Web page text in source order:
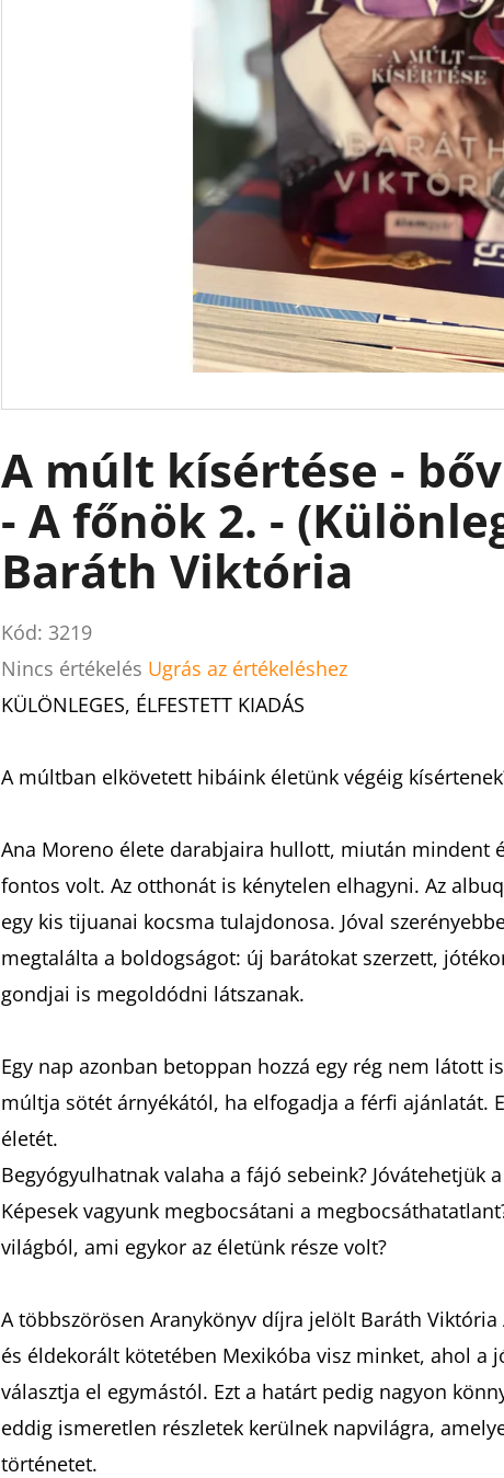
A múlt kísértése -
- A főnök 2. -
Baráth Viktória
Kód: 3219
A
termék
értékelése
ből
0,0
csillag.
Nincs értékelés Ugrás az értékeléshez
KÜLÖNLEGES, ÉLFESTETT KIADÁS
A múltban elkövetett hibáink életünk végéig
Ana Moreno élete darabjaira hullott, miután mindent
fontos volt. Az otthonát is kénytelen elhagyni. Az
egy kis tijuanai kocsma tulajdonosa. Jóval
megtalálta a boldogságot: új barátokat szerzett,
gondjai is megoldódni látszanak.
Egy nap azonban betoppan hozzá egy rég nem látott
múltja sötét árnyékától, ha elfogadja a férfi ajánlatát.
életét.
Begyógyulhatnak valaha a fájó sebeink? Jóvátehetjük
Képesek vagyunk megbocsátani a
világból, ami egykor az életünk része volt?
A többszörösen Aranykönyv díjra jelölt Baráth
és éldekorált kötetében Mexikóba visz minket, ahol a
választja el egymástól. Ezt a határt pedig nagyon
eddig ismeretlen részletek kerülnek napvilágra,
történetet.
KÖNNYCSEPP A
BOROS LILLA
€13,50
Korábbi:€17,90